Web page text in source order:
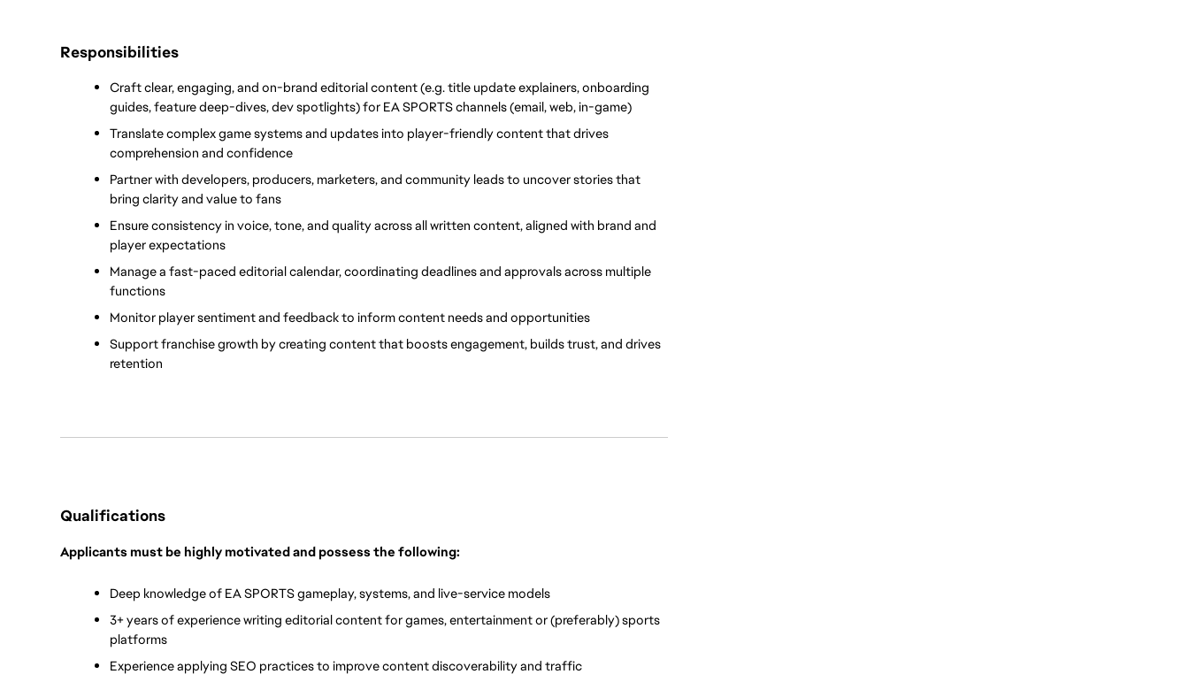
Responsibilities
Craft clear, engaging, and on-brand editorial content (e.g. title update explainers, onboarding
guides, feature deep-dives, dev spotlights) for EA SPORTS channels (email, web, in-game)
Translate complex game systems and updates into player-friendly content that drives
comprehension and confidence
Partner with developers, producers, marketers, and community leads to uncover stories that
bring clarity and value to fans
Ensure consistency in voice, tone, and quality across all written content, aligned with brand and
player expectations
Manage a fast-paced editorial calendar, coordinating deadlines and approvals across multiple
functions
Monitor player sentiment and feedback to inform content needs and opportunities
Support franchise growth by creating content that boosts engagement, builds trust, and drives
retention
Qualifications
Applicants must be highly motivated and possess the following:
Deep knowledge of EA SPORTS gameplay, systems, and live-service models
3+ years of experience writing editorial content for games, entertainment or (preferably) sports
platforms
Experience applying SEO practices to improve content discoverability and traffic